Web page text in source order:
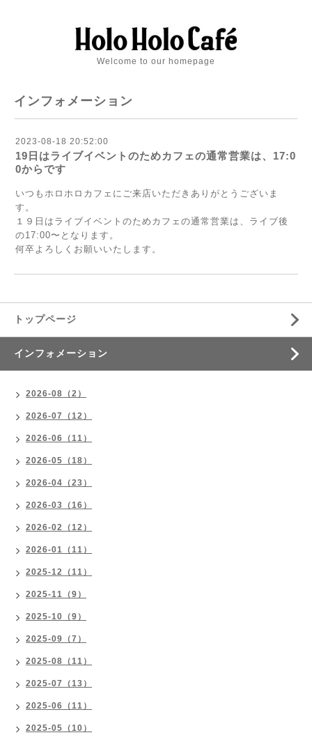
Welcome to our homepage
インフォメーション
2023-08-18 20:52:00
19日はライブイベントのためカフェの通常営業は、17:0
0からです
いつもホロホロカフェにご来店いただきありがとうございま
す。
１９日はライブイベントのためカフェの通常営業は、ライブ後
の17:00〜となります。
何卒よろしくお願いいたします。
トップページ
インフォメーション
2026-08（2）
2026-07（12）
2026-06（11）
2026-05（18）
2026-04（23）
2026-03（16）
2026-02（12）
2026-01（11）
2025-12（11）
2025-11（9）
2025-10（9）
2025-09（7）
2025-08（11）
2025-07（13）
2025-06（11）
2025-05（10）